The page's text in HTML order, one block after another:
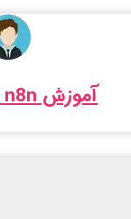
آموزش n8n با مربی از صفر